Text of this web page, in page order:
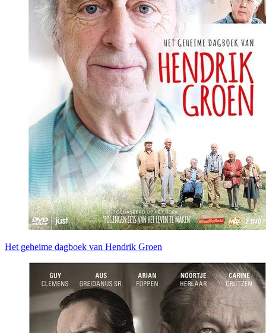
Het geheime dagboek van Hendrik Groen